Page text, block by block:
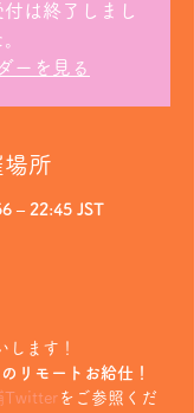
は終了しまし
ーを見る
所
– 22:45 JST
します！
リモートお給仕！
Twitter をご参照くだ